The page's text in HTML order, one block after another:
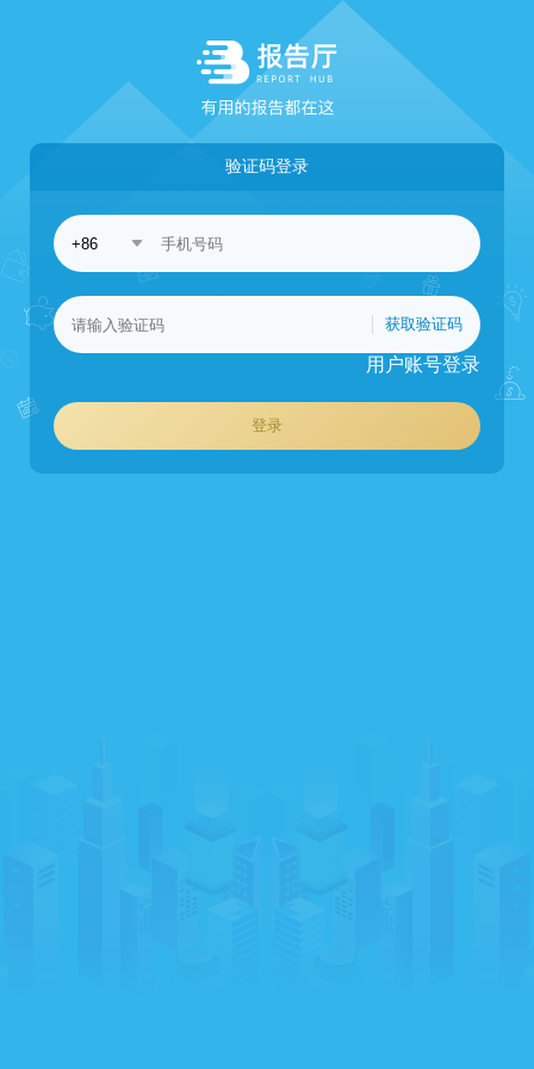
验证码登录
获取验证码
用户账号登录
登录